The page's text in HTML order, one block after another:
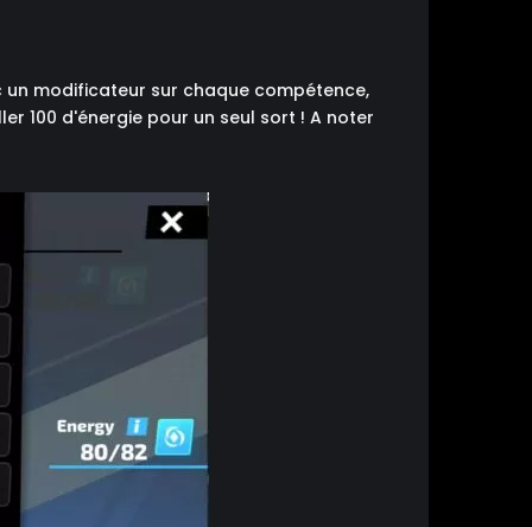
un modificateur sur chaque compétence,
100 d'énergie pour un seul sort ! A noter